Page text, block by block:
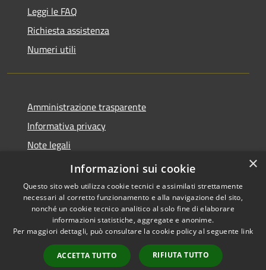
Leggi le FAQ
Richiesta assistenza
Numeri utili
Amministrazione trasparente
Informativa privacy
Note legali
Dichiarazione di accessibilità
Accessibilità
Copyright © 2026 • Comune di
Cabras • Powered by
Municipium•
Accesso
redazione
×
Informazioni sui cookie
Questo sito web utilizza cookie tecnici e assimilati strettamente
necessari al corretto funzionamento e alla navigazione del sito,
nonché un cookie tecnico analitico al solo fine di elaborare
informazioni statistiche, aggregate e anonime.
Per maggiori dettagli, può consultare la cookie policy al seguente link
ACCETTA TUTTO RIFIUTA TUTTO